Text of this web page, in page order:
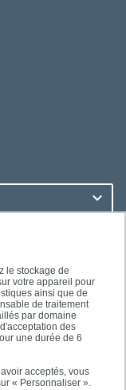
le stockage de
votre appareil pour
ainsi que de
de traitement
par domaine
des
une durée de 6
acceptés, vous
« Personnaliser ».